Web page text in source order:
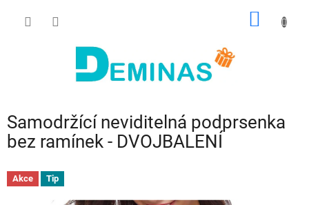
Samodržící neviditelná podprsenka
bez ramínek - DVOJBALENÍ
Akce Tip